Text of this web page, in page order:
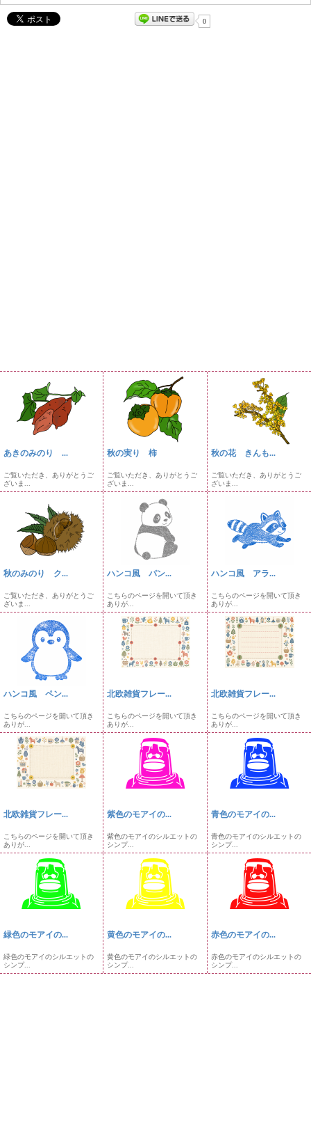
0
あきのみのり ...
ご覧いただき、ありがとうご
ざいま...
秋の実り 柿
ご覧いただき、ありがとうご
ざいま...
秋の花 きんも...
ご覧いただき、ありがとうご
ざいま...
秋のみのり ク...
ご覧いただき、ありがとうご
ざいま...
ハンコ風 パン...
こちらのページを開いて頂き
ありが...
ハンコ風 アラ...
こちらのページを開いて頂き
ありが...
ハンコ風 ペン...
こちらのページを開いて頂き
ありが...
北欧雑貨フレー...
こちらのページを開いて頂き
ありが...
北欧雑貨フレー...
こちらのページを開いて頂き
ありが...
北欧雑貨フレー...
こちらのページを開いて頂き
ありが...
紫色のモアイの...
紫色のモアイのシルエットの
シンプ...
青色のモアイの...
青色のモアイのシルエットの
シンプ...
緑色のモアイの...
緑色のモアイのシルエットの
シンプ...
黄色のモアイの...
黄色のモアイのシルエットの
シンプ...
赤色のモアイの...
赤色のモアイのシルエットの
シンプ...